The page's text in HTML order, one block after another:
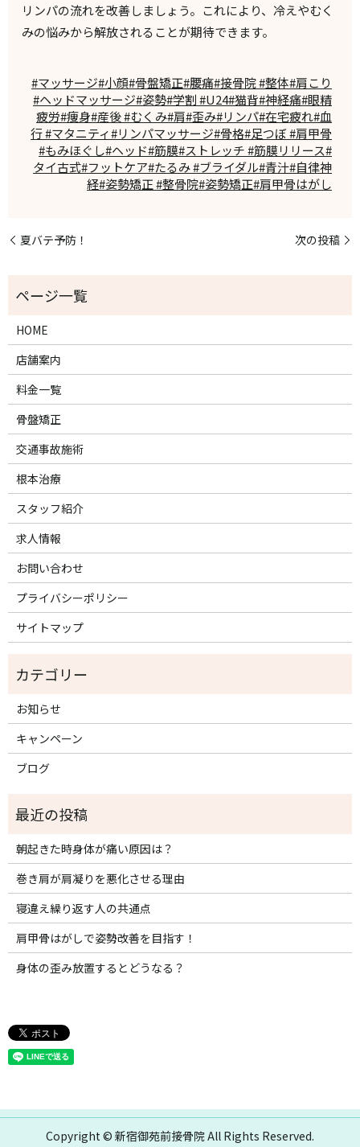
リンパの流れを改善しましょう。これにより、冷えやむく
みの悩みから解放されることが期待できます。
#マッサージ#小顔#骨盤矯正#腰痛#接骨院 #整体#肩こり
#ヘッドマッサージ#姿勢#学割 #U24#猫背#神経痛#眼精
疲労#痩身#産後 #むくみ#肩#歪み#リンパ#在宅疲れ#血
行 #マタニティ#リンパマッサージ#骨格#足つぼ #肩甲骨
#もみほぐし#ヘッド#筋膜#ストレッチ #筋膜リリース#
タイ古式#フットケア#たるみ #ブライダル#青汁#自律神
経#姿勢矯正 #整骨院#姿勢矯正#肩甲骨はがし
夏バテ予防！ 次の投稿
HOME
店舗案内
料金一覧
骨盤矯正
交通事故施術
根本治療
スタッフ紹介
求人情報
お問い合わせ
プライバシーポリシー
サイトマップ
お知らせ
キャンペーン
ブログ
朝起きた時身体が痛い原因は？
巻き肩が肩凝りを悪化させる理由
寝違え繰り返す人の共通点
肩甲骨はがしで姿勢改善を目指す！
身体の歪み放置するとどうなる？
Copyright © 新宿御苑前接骨院 All Rights Reserved.